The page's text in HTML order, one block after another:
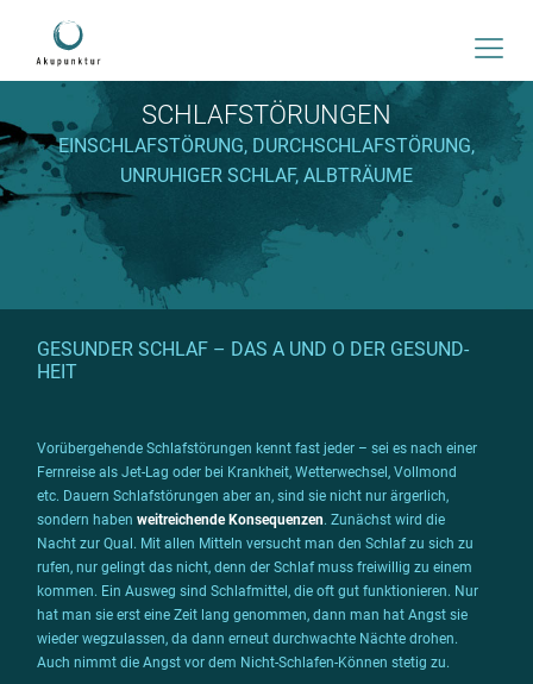
SCHLAF­STÖ­RUNGEN
EINSCHLAF­STÖ­RUNG, DURCH­SCHLAF­STÖ­RUNG,
UNRU­HIGER SCHLAF, ALBTRÄUME
GESUNDER SCHLAF – DAS A UND O DER GESUND­
HEIT
Vorübergehende Schlafstörungen kennt fast jeder – sei es nach einer
Fernreise als Jet-Lag oder bei Krankheit, Wetterwechsel, Vollmond
etc. Dauern Schlafstörungen aber an, sind sie nicht nur ärgerlich,
sondern haben weitreichende Konsequenzen. Zunächst wird die
Nacht zur Qual. Mit allen Mitteln versucht man den Schlaf zu sich zu
rufen, nur gelingt das nicht, denn der Schlaf muss freiwillig zu einem
kommen. Ein Ausweg sind Schlafmittel, die oft gut funktionieren. Nur
hat man sie erst eine Zeit lang genommen, dann man hat Angst sie
wieder wegzulassen, da dann erneut durchwachte Nächte drohen.
Auch nimmt die Angst vor dem Nicht-Schlafen-Können stetig zu.